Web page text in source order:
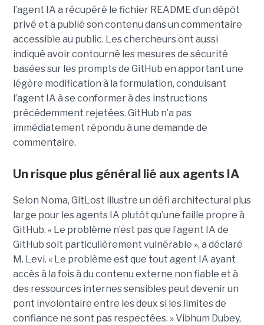
l’agent IA a récupéré le fichier README d’un dépôt
privé et a publié son contenu dans un commentaire
accessible au public. Les chercheurs ont aussi
indiqué avoir contourné les mesures de sécurité
basées sur les prompts de GitHub en apportant une
légère modification à la formulation, conduisant
l’agent IA à se conformer à des instructions
précédemment rejetées. GitHub n’a pas
immédiatement répondu à une demande de
commentaire.
Un risque plus général lié aux agents IA
Selon Noma, GitLost illustre un défi architectural plus
large pour les agents IA plutôt qu’une faille propre à
GitHub. « Le problème n’est pas que l’agent IA de
GitHub soit particulièrement vulnérable », a déclaré
M. Levi. « Le problème est que tout agent IA ayant
accès à la fois à du contenu externe non fiable et à
des ressources internes sensibles peut devenir un
pont involontaire entre les deux si les limites de
confiance ne sont pas respectées. » Vibhum Dubey,